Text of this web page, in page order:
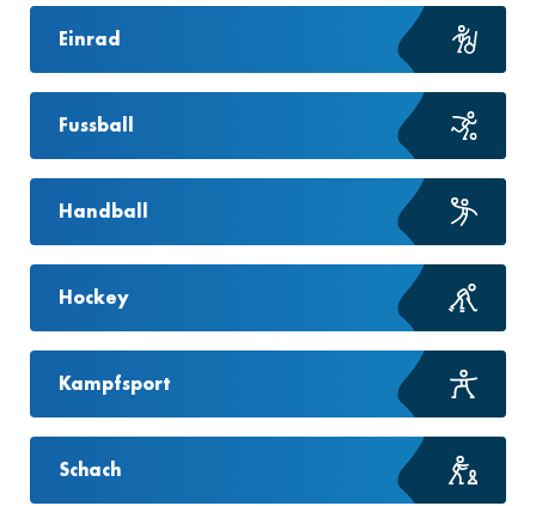
Einrad
Fussball
Handball
Hockey
Kampfsport
Schach